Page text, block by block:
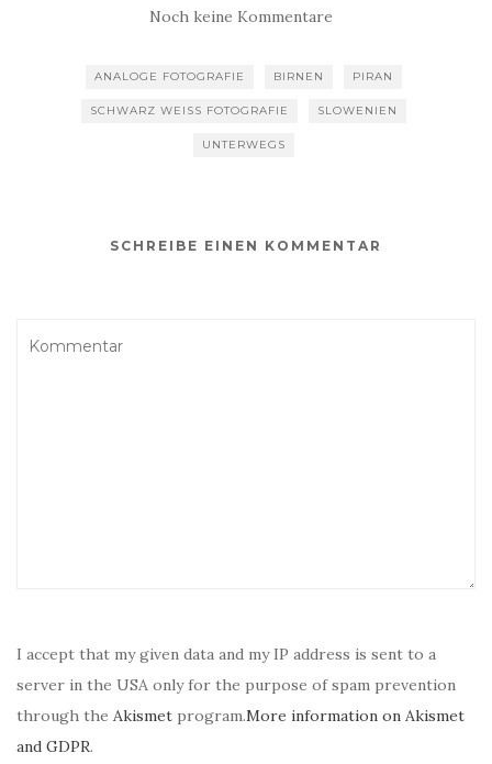
Noch keine Kommentare
ANALOGE FOTOGRAFIE BIRNEN PIRAN
SCHWARZ WEISS FOTOGRAFIE SLOWENIEN
UNTERWEGS
SCHREIBE EINEN KOMMENTAR
I accept that my given data and my IP address is sent to a
server in the USA only for the purpose of spam prevention
through the Akismet program.More information on Akismet
and GDPR.